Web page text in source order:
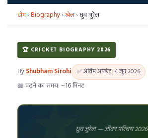
होम›Biography›खेल›ध्रुव जुरेल
🏆 CRICKET BIOGRAPHY 2026
ByShubham Sirohi ✅ अंतिम अपडेट: 4 जून 2026
📖 पढ़ने का समय: ~16 मिनट
ध्रुव जुरेल — जीवन परिचय 2026